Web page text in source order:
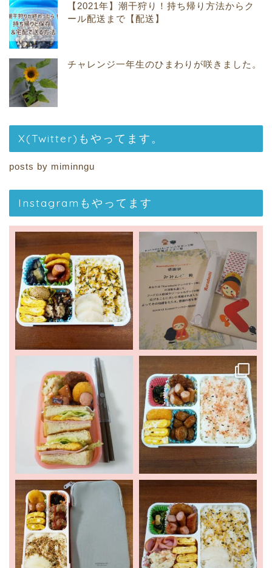
【2021年】潮干狩り！持ち帰り方法からク
ール配送まで【配送】
チャレンジ一年生のひまわりが咲きました。
X(Twitter)もやってます。
posts by miminngu
Instagramもやってます